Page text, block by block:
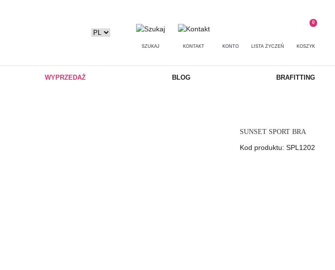
SZUKAJ KONTAKT KONTO LISTA ŻYCZEŃ
0
KOSZYK
WYPRZEDAŻ BLOG BRAFITTING
SUNSET SPORT BRA
Kod produktu: SPL1202